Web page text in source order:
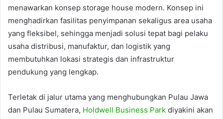
menawarkan konsep storage house modern. Konsep ini
menghadirkan fasilitas penyimpanan sekaligus area usaha
yang fleksibel, sehingga menjadi solusi tepat bagi pelaku
usaha distribusi, manufaktur, dan logistik yang
membutuhkan lokasi strategis dan infrastruktur
pendukung yang lengkap.
Terletak di jalur utama yang menghubungkan Pulau Jawa
dan Pulau Sumatera, Holdwell Business Park diyakini akan